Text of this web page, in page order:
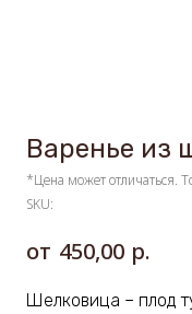
Варенье из
*Цена может отличаться.
SKU:
450,00 р.
Шелковица – плод